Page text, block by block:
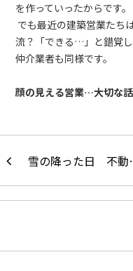
を作っていったからです。
でも最近の建築営業たち
流？「できる…」と錯覚し
仲介業者も同様です。
顔の見える営業…大切な話
雪の降った日 不